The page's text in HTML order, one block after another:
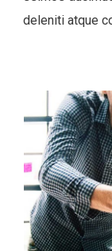
deleniti atque